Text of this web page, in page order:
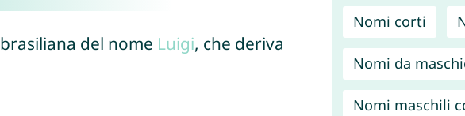
Nomi corti
Nomi da
Nomi maschili
del nome Luigi, che deriva